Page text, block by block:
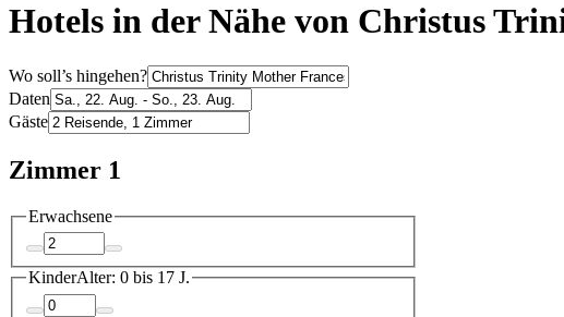
Hotels in der Nähe von Christus
Wo soll’s hingehen?
Daten
Gäste
Zimmer 1
Erwachsene
KinderAlter: 0 bis 17 J.